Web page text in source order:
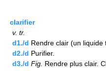
clarifier
v. tr.
d1./d Rendre clair (un
d2./d Purifier.
d3./d Fig. Rendre plus clair.